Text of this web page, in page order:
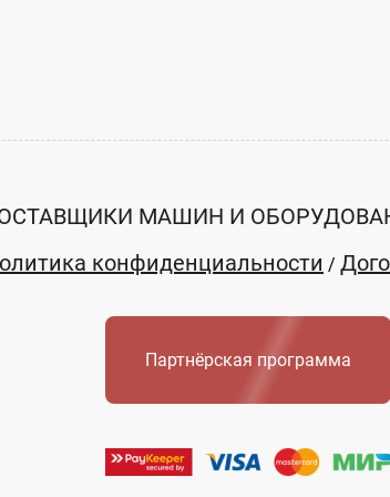
E-mail:
опытный
область
"Павловский
Нижегородская
МАШИН И
конфиденциальности /
Партнёрская программа